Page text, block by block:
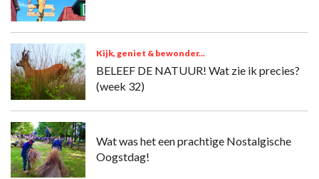
Kijk, geniet & bewonder...
BELEEF DE NATUUR! Wat zie ik precies?
(week 32)
Wat was het een prachtige Nostalgische
Oogstdag!